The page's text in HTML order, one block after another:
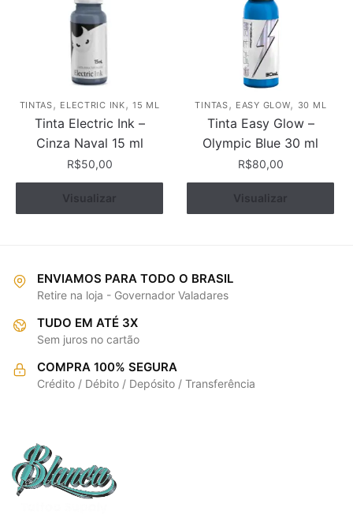
TINTAS , ELECTRIC INK ,15 ML
Tinta Electric Ink –
Cinza Naval 15 ml
R$50,00
Comprar
Visualizar
TINTAS , EASY GLOW, 30 ML
Tinta Easy Glow –
Olympic Blue 30 ml
R$80,00
Comprar
Visualizar
ENVIAMOS PARA TODO O BRASIL
Retire na loja - Governador Valadares
TUDO EM ATÉ 3X
Sem juros no cartão
COMPRA 100% SEGURA
Crédito / Débito / Depósito / Transferência